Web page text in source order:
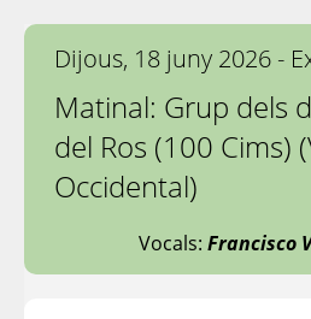
Dijous, 18 juny 2026 -
Matinal: Grup dels
del Ros (100 Cims)
Occidental)
Vocals: Francisco